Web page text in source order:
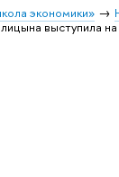
экономики»
выступила